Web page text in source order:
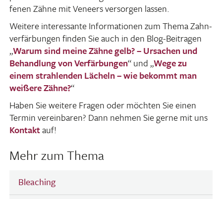
fenen Zähne mit Veneers versorgen lassen.
Weitere inter­es­sante Infor­ma­tionen zum Thema Zahn­
ver­fär­bungen finden Sie auch in den Blog-Beitragen
„Warum sind meine Zähne gelb? – Ursa­chen und
Behand­lung von Verfär­bungen“ und „Wege zu
einem strah­lenden Lächeln – wie bekommt man
weißere Zähne?“
Haben Sie weitere Fragen oder möchten Sie einen
Termin verein­baren? Dann nehmen Sie gerne mit uns
Kontaktauf!
Mehr zum Thema
Bleaching